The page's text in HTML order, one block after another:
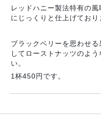
レッドハニー製法特有の
にじっくりと仕上げており
ブラックベリーを思わせ
してローストナッツのよ
い。
1杯450円です。